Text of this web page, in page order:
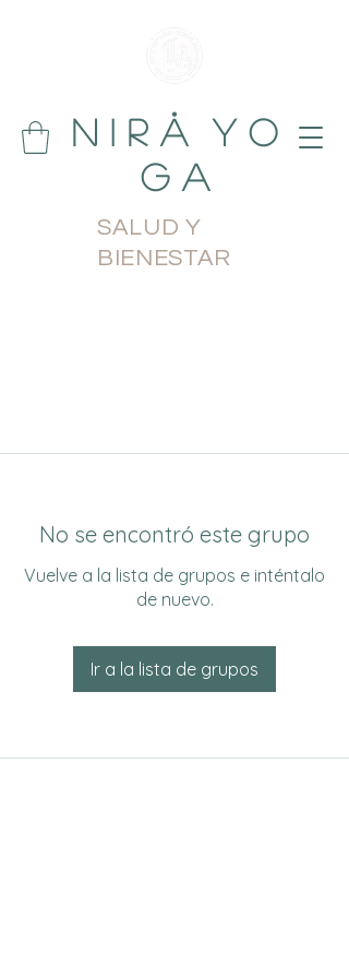
N i r å Y o
g a
SALUD Y
BIENESTAR
No se encontró este grupo
Vuelve a la lista de grupos e inténtalo
de nuevo.
Ir a la lista de grupos